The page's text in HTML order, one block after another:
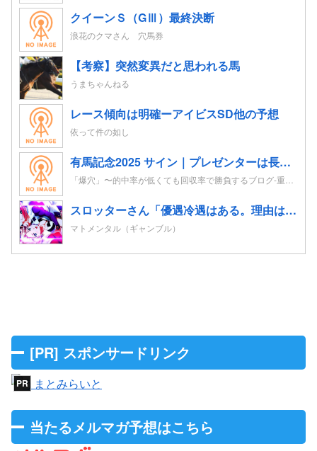
クイーンＳ（GⅢ）最終決断
浪花のクマさん 穴馬券
【考察】突然変異だと思われる馬
うまちゃんねる
レース傾向は明確ーアイビスSD他の予想
依って件の如し
有馬記念2025 サイン｜プレゼンターは長澤まさみ。ポスターはレガレイラ。CMはドラマがテーマ？！
スロッターさん「優遇冷遇はある。理由はスマスロだから、これだけで十分なんだよね」
マトメンタル（ギャンブル）
[PR] スポンサードリンク
当たるメルマガ予想はこちら